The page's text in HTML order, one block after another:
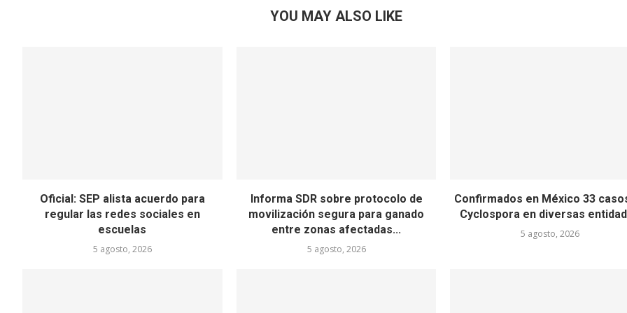
YOU MAY ALSO LIKE
Oficial: SEP alista acuerdo para
regular las redes sociales en
escuelas
5 agosto, 2026
Informa SDR sobre protocolo de
movilización segura para ganado
entre zonas afectadas...
5 agosto, 2026
Confirmados en México 33
Cyclospora en diversas
5 agosto, 2026